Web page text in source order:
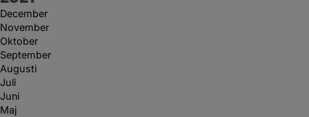
December
November
Oktober
September
Augusti
Juli
Juni
Maj